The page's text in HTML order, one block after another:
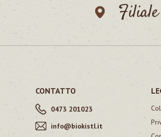
CONTATTO
0473 201023
info@biokistl.it